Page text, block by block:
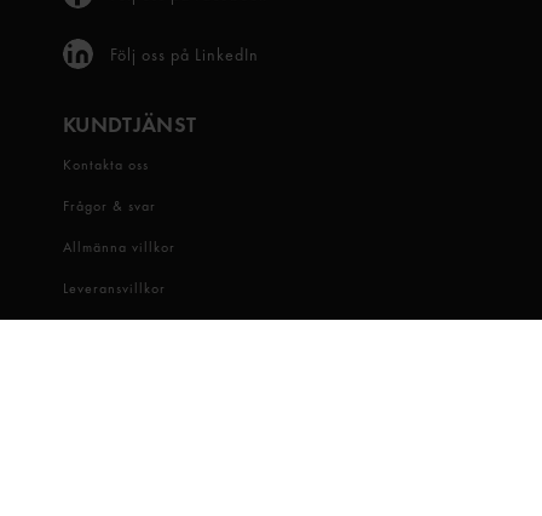
Följ oss på LinkedIn
KUNDTJÄNST
Kontakta oss
Frågor & svar
Allmänna villkor
Leveransvillkor